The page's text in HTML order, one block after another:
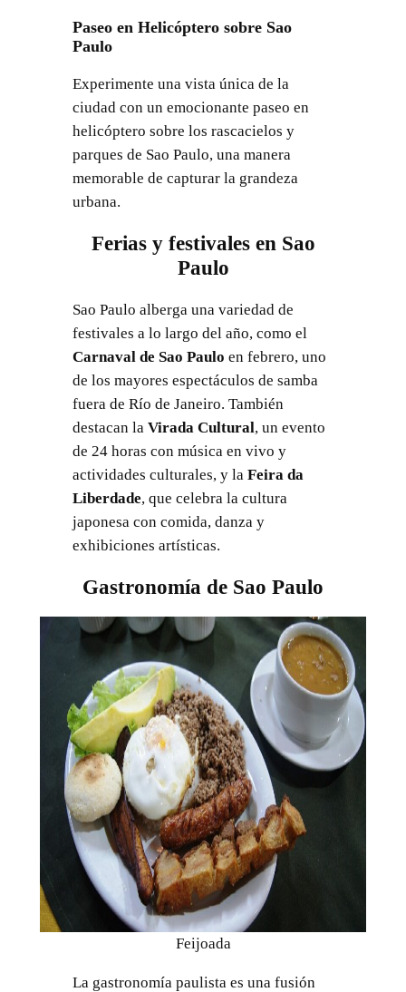
Paseo en Helicóptero sobre Sao
Paulo
Experimente una vista única de la
ciudad con un emocionante paseo en
helicóptero sobre los rascacielos y
parques de Sao Paulo, una manera
memorable de capturar la grandeza
urbana.
Ferias y festivales en Sao
Paulo
Sao Paulo alberga una variedad de
festivales a lo largo del año, como el
Carnaval de Sao Paulo en febrero, uno
de los mayores espectáculos de samba
fuera de Río de Janeiro. También
destacan la Virada Cultural, un evento
de 24 horas con música en vivo y
actividades culturales, y la Feira da
Liberdade, que celebra la cultura
japonesa con comida, danza y
exhibiciones artísticas.
Gastronomía de Sao Paulo
Feijoada
La gastronomía paulista es una fusión